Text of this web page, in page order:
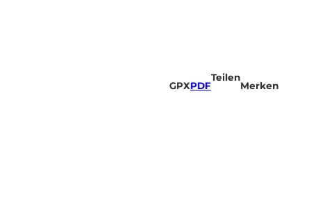
GPXPDF
Teilen
Merken